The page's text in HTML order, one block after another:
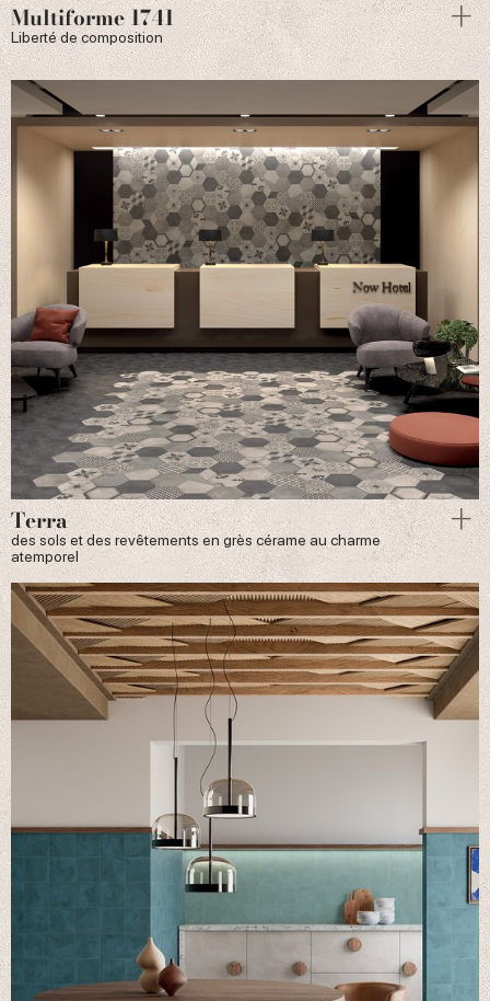
Multiforme 1741
Liberté de composition
Terra
des sols et des revêtements en grès cérame au charme
atemporel